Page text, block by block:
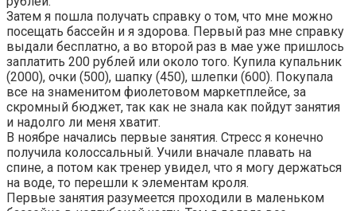
Затем я пошла получать справку о том, что мне можно
посещать бассейн и я здорова. Первый раз мне справку
выдали бесплатно, а во второй раз в мае уже пришлось
заплатить 200 рублей или около того. Купила купальник
(2000), очки (500), шапку (450), шлепки (600). Покупала
все на знаменитом фиолетовом маркетплейсе, за
скромный бюджет, так как не знала как пойдут занятия
и надолго ли меня хватит.
В ноябре начались первые занятия. Стресс я конечно
получила колоссальный. Учили вначале плавать на
спине, а потом как тренер увидел, что я могу держаться
на воде, то перешли к элементам кроля.
Первые занятия разумеется проходили в маленьком